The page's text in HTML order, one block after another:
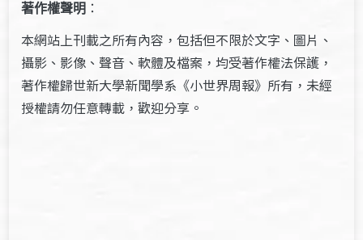
著作權聲明 ：
本網站上刊載之所有內容，包括但不限於文字、圖片、
攝影、影像、聲音、軟體及檔案，均受著作權法保護，
著作權歸世新大學新聞學系《小世界周報》所有，未經
授權請勿任意轉載，歡迎分享。